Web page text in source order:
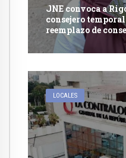
JNE convoca a
consejero
reemplazo de
LOCALES